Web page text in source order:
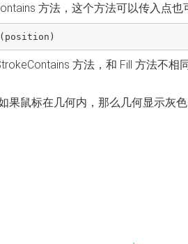
方法，这个方法可以传入点
( position )
方法，和 Fill 方法不
果鼠标在几何内，那么几何显示灰色